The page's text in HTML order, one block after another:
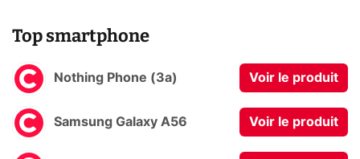
Top smartphone
Nothing Phone (3a) Voir le produit
Samsung Galaxy A56 Voir le produit